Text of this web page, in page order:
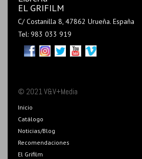
EL GRIFILM
C/ Costanilla 8, 47862 Urueña. España
Tel: 983 033 919
© 2021 V&V+Media
Inicio
Catálogo
Noticias/Blog
Recomendaciones
El Grifilm